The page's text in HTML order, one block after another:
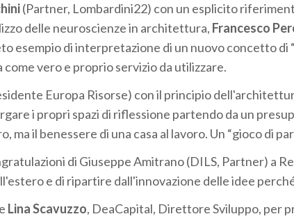
(Partner, Lombardini22) con un esplicito
delle neuroscienze in architettura, Francesco
esempio di interpretazione di un nuovo concetto di
vero e proprio servizio da utilizzare.
Europa Risorse) con il principio
i propri spazi di riflessione partendo da un
ma il benessere di una casa al lavoro. Un “gioco di
di Giuseppe Amitrano (DILS, Partner) a
e di ripartire dall'innovazione delle idee
Lina Scavuzzo, DeaCapital, Direttore Sviluppo, per